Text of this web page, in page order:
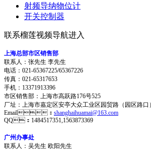
射频导纳物位计
开关控制器
联系榴莲视频导航进入
上海总部市区销售部
联系人：张先生 李先生
电话：021-65367225/65367226
传真：021-65317653
手机：13371913396
市区销售部：上海市高跃路176号525
厂址：上海市嘉定区安亭大众工业区园贸路（园区路口）
Email： shanghaihuamai@163.com
QQ：1484517351,1563873369
广州办事处
联系人：吴先生 欧阳先生